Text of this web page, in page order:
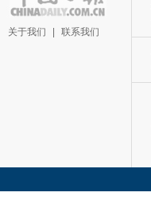
关于我们 联系我们